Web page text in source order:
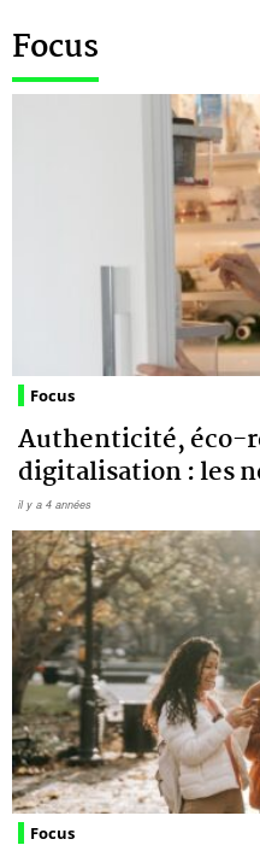
Focus
Focus
Authenticité, éco-
digitalisation : les
il y a 4 années
Focus